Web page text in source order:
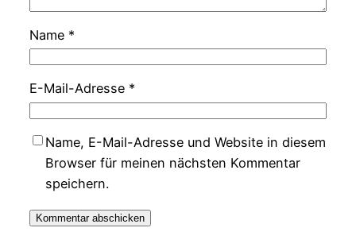
Name *
E-Mail-Adresse *
Name, E-Mail-Adresse und Website in diesem
Browser für meinen nächsten Kommentar
speichern.